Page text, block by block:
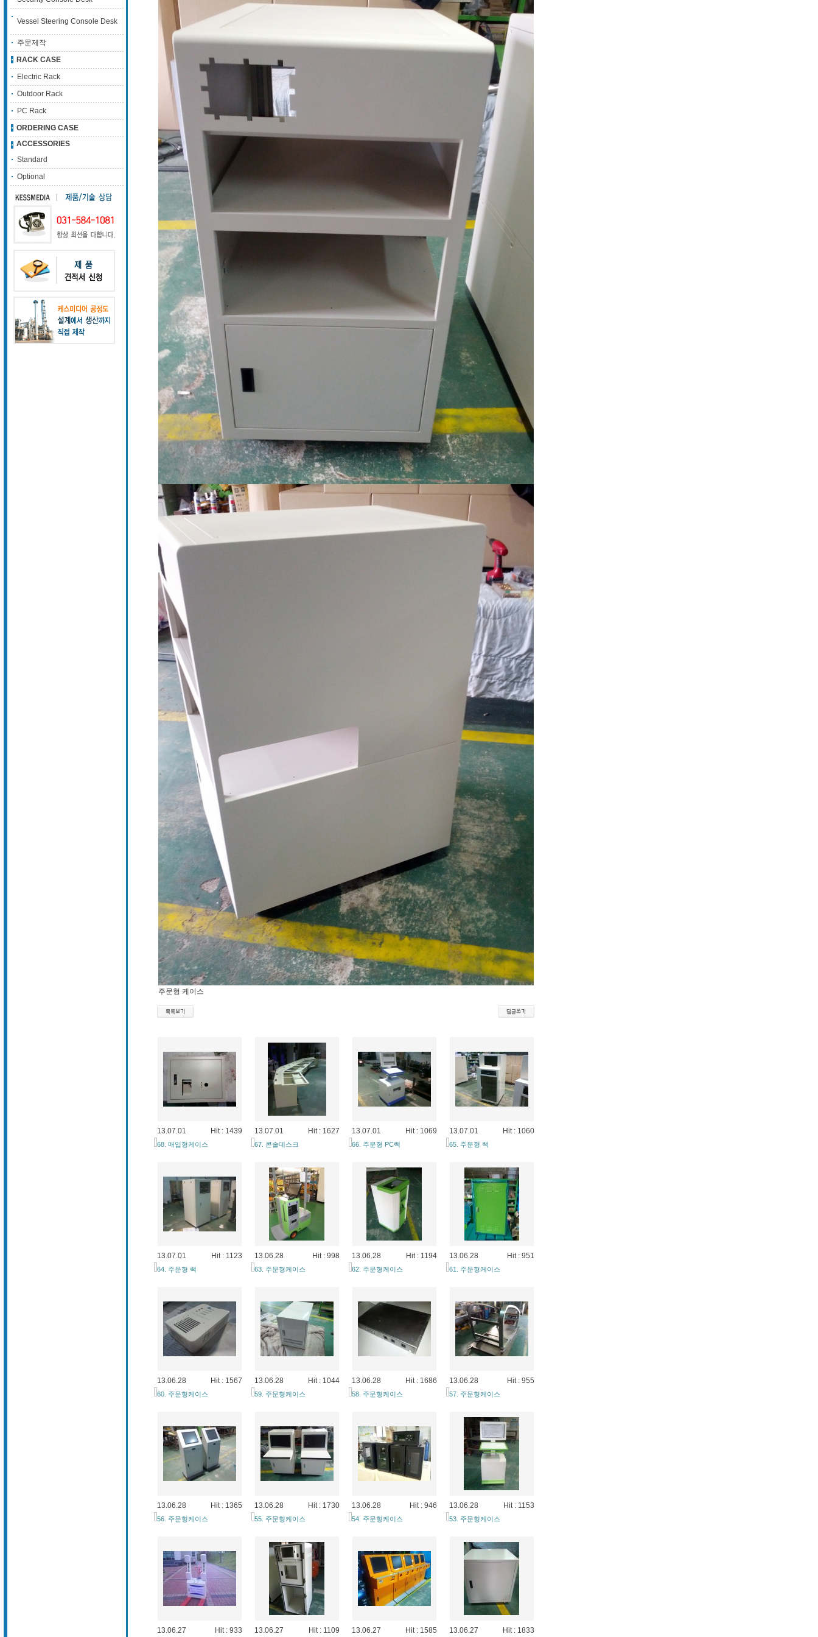
Vessel Steering Console Desk
주문제작
RACK CASE
Electric Rack
Outdoor Rack
PC Rack
ORDERING CASE
ACCESSORIES
Standard
Optional
주문형 케이스
13.07.01 Hit : 1439
68. 매입형케이스
13.07.01 Hit : 1627
67. 콘솔데스크
13.07.01 Hit : 1069
66. 주문형 PC랙
13.07.01 Hit : 1060
65. 주문형 랙
13.07.01 Hit : 1123
64. 주문형 랙
13.06.28 Hit : 998
63. 주문형케이스
13.06.28 Hit : 1194
62. 주문형케이스
13.06.28 Hit : 951
61. 주문형케이스
13.06.28 Hit : 1567
60. 주문형케이스
13.06.28 Hit : 1044
59. 주문형케이스
13.06.28 Hit : 1686
58. 주문형케이스
13.06.28 Hit : 955
57. 주문형케이스
13.06.28 Hit : 1365
56. 주문형케이스
13.06.28 Hit : 1730
55. 주문형케이스
13.06.28 Hit : 946
54. 주문형케이스
13.06.28 Hit : 1153
53. 주문형케이스
13.06.27 Hit : 933 13.06.27 Hit : 1109 13.06.27 Hit : 1585 13.06.27 Hit : 1833